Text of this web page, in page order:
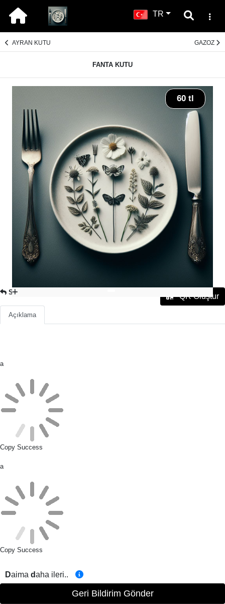
TR
AYRAN KUTU GAZOZ
FANTA KUTU
60 tl
SOĞUK İÇECEKLER QR Oluştur
Açıklama
a
Copy Success
a
Copy Success
Daima daha ileri..
Geri Bildirim Gönder